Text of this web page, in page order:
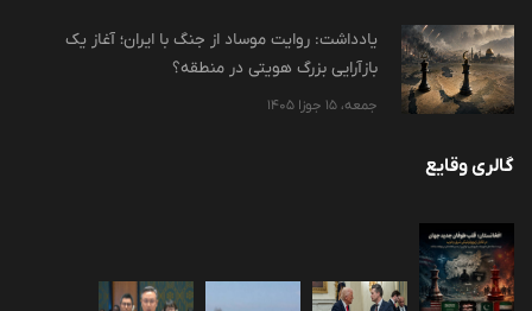
یادداشت: روایت موساد از جنگ با ایران؛ آغاز یک
بازآرایی بزرگ هویتی در منطقه؟
جمعه، 15 جوزا 1405
گالری وقایع